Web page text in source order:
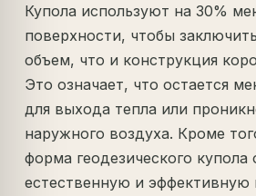
Купола используют на 30%
поверхности, чтобы
объем, что и конструкция
Это означает, что остается
для выхода тепла или
наружного воздуха. Кроме
форма геодезического купола
естественную и эффективную